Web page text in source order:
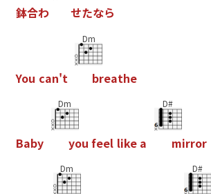
鉢合わ せたなら
You can't
Dm
breathe
Baby
Dm
you feel like a
D#
mirror
Dm D#